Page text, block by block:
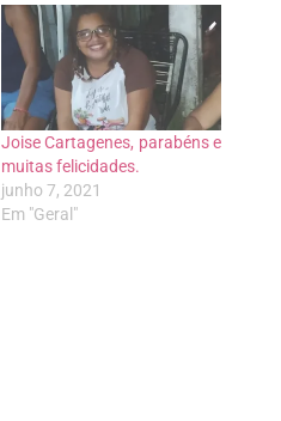
Joise Cartagenes, parabéns e
muitas felicidades.
junho 7, 2021
Em "Geral"